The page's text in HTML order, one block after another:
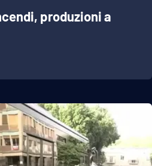
produzioni a